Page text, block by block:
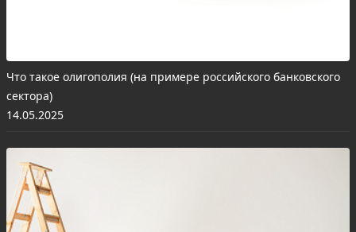
Что такое олигополия (на примере российского банковского
сектора)
14.05.2025